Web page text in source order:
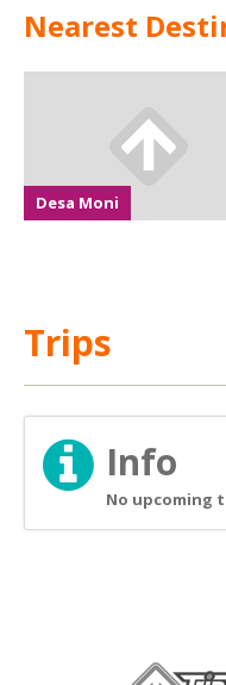
Nearest
Desa Moni
Trips
Info
No upcoming